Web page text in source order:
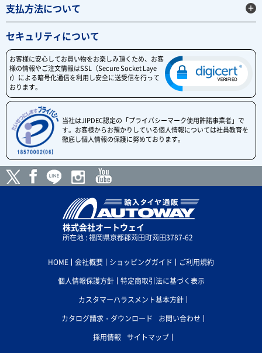
支払方法について
セキュリティについて
お客様に安心してお買い物をお楽しみ頂くため、お客
様の情報やご注文情報はSSL（Secure Socket Laye
r）による暗号化通信を利用し安全に送受信を行って
おります。
当社はJIPDEC認定の「プライバシーマーク使用許諾事業者」で
す。お客様からお預かりしている個人情報については社員教育を
徹底し個人情報の保護に努めております。
株式会社オートウェイ
所在地 : 福岡県京都郡苅田町苅田3787-62
HOME 会社概要 ショッピングガイド
ご利用規約
個人情報保護方針
特定商取引法に基づく表示
カスタマーハラスメント基本方針
カタログ請求・ダウンロード
お問い合わせ
採用情報
サイトマップ